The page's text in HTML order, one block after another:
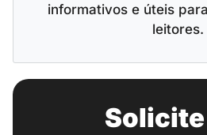
informativos e úteis
leitores.